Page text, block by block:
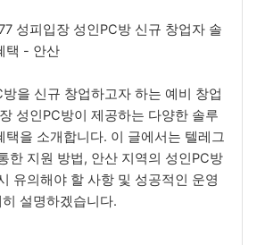
성피입장 성인PC방 신규 창업자 솔
택 - 안산
을 신규 창업하고자 하는 예비 창업
성인PC방이 제공하는 다양한 솔루
택을 소개합니다. 이 글에서는 텔레그
한 지원 방법, 안산 지역의 성인PC방
유의해야 할 사항 및 성공적인 운영
설명하겠습니다.